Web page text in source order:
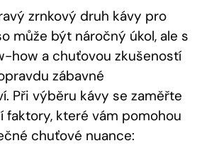
zrnkový druh kávy pro
může být náročný úkol, ale s
how a chuťovou zkušeností
zábavné
Při výběru kávy se zaměřte
faktory, které vám pomohou
chuťové nuance: